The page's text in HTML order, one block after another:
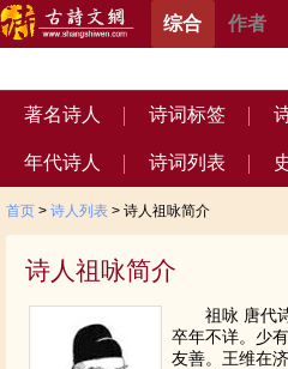
作者
综合
著名诗人 诗词标签
年代诗人 诗词列表
首页 > 诗人列表 > 诗人祖咏简介
诗人祖咏简介
祖咏 唐代
卒年不详。少
友善。王维在